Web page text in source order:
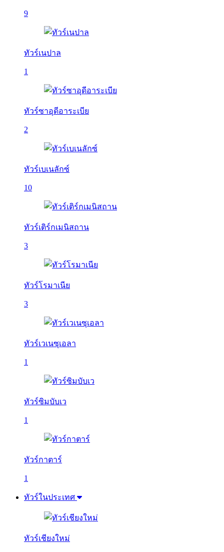
9
ทัวร์เนปาล
1
ทัวร์ซาอุดีอาระเบีย
2
ทัวร์เบเนลักซ์
10
ทัวร์เติร์กเมนิสถาน
3
ทัวร์โรมาเนีย
3
ทัวร์เวเนซุเอลา
1
ทัวร์ซิมบับเว
1
ทัวร์กาตาร์
1
ทัวร์ในประเทศ
ทัวร์เชียงใหม่